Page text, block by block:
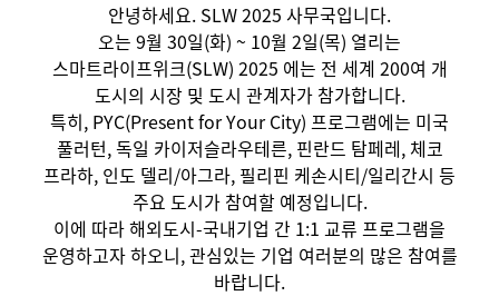
안녕하세요. SLW 2025 사무국입니다.
오는 9월 30일(화) ~ 10월 2일(목) 열리는
스마트라이프위크(SLW) 2025 에는 전 세계 200여 개
도시의 시장 및 도시 관계자가 참가합니다.
특히, PYC(Present for Your City) 프로그램에는 미국
풀러턴, 독일 카이저슬라우테른, 핀란드 탐페레, 체코
프라하, 인도 델리/아그라, 필리핀 케손시티/일리간시 등
주요 도시가 참여할 예정입니다.
이에 따라 해외도시-국내기업 간 1:1 교류 프로그램을
운영하고자 하오니, 관심있는 기업 여러분의 많은 참여를
바랍니다.